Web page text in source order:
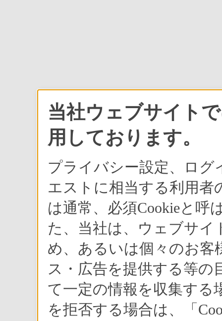
当社ウェブサイト
用しております。
プライバシー設定、ロ
エストに相当する利用者
は通常、必須Cookieと呼
た、当社は、ウェブサ
め、あるいは個々のお
ス・広告を提供する等の
て一定の情報を収集する
を拒否する場合は、「